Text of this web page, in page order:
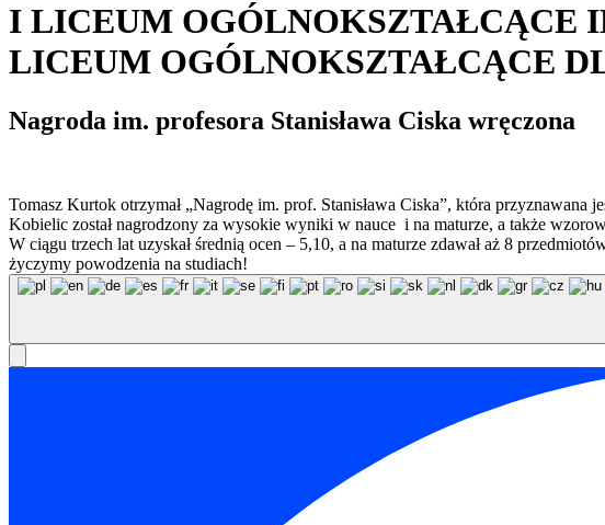
I LICEUM OGÓLNOKSZTAŁCĄCE
LICEUM OGÓLNOKSZTAŁCĄCE
Nagroda im. profesora Stanisława Ciska wręczona
Tomasz Kurtok otrzymał „Nagrodę im. prof. Stanisława Ciska”, która przyznawana
Kobielic został nagrodzony za wysokie wyniki w nauce i na maturze, a także
W ciągu trzech lat uzyskał średnią ocen – 5,10, a na maturze zdawał aż 8
życzymy powodzenia na studiach!